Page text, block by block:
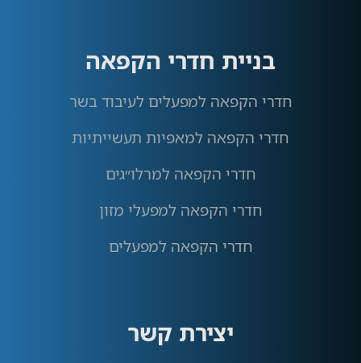
בניית חדרי הקפאה
חדרי הקפאה למפעלים לעיבוד בשר
חדרי הקפאה למאפיות תעשייתיות
חדרי הקפאה למרלו״גים
חדרי הקפאה למפעלי מזון
חדרי הקפאה למפעלים
יצירת קשר